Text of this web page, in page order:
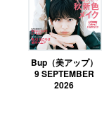
Bup（美アップ）
9 SEPTEMBER
2026